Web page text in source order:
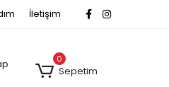
İletişim
0
Sepetim